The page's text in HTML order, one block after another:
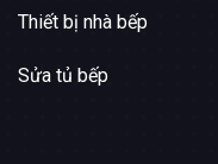
Thiết bị nhà bếp
Sửa tủ bếp